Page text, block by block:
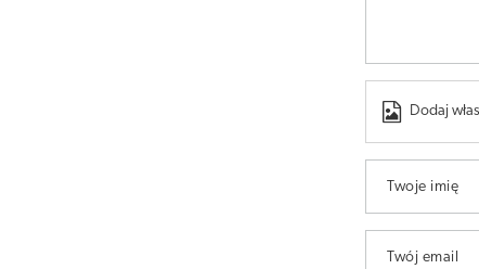
Dodaj
Twoje imię
Twój email